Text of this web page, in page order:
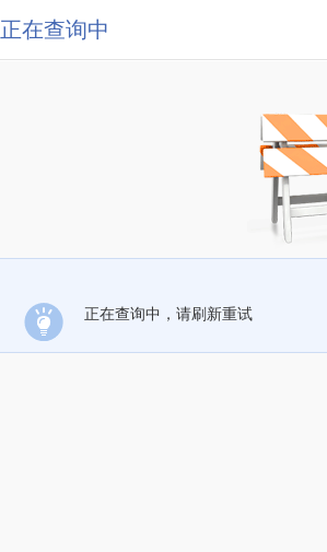
正在查询中
正在查询中，请刷新重试